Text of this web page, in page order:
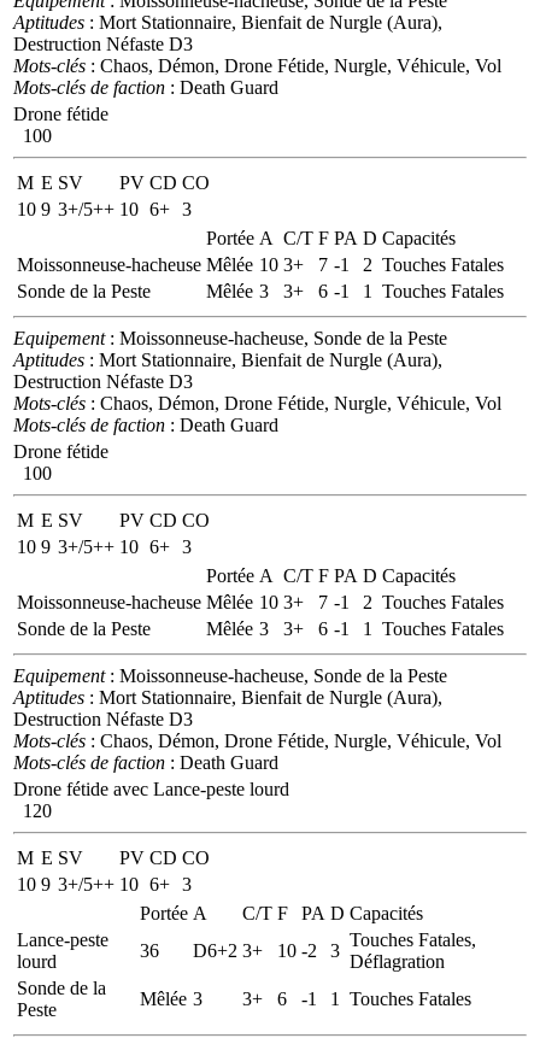
Aptitudes : Mort Stationnaire, Bienfait de Nurgle (Aura),
Destruction Néfaste D3
Mots-clés : Chaos, Démon, Drone Fétide, Nurgle, Véhicule, Vol
Mots-clés de faction : Death Guard
Drone fétide
100
M E SV PV CD CO
10 9 3+/5++ 10 6+ 3
Portée A C/T F PA D Capacités
Moissonneuse-hacheuse Mêlée 10 3+ 7 -1 2 Touches Fatales
Sonde de la Peste
Mêlée 3 3+ 6 -1 1 Touches Fatales
Equipement: Moissonneuse-hacheuse, Sonde de la Peste
Aptitudes : Mort Stationnaire, Bienfait de Nurgle (Aura),
Destruction Néfaste D3
Mots-clés : Chaos, Démon, Drone Fétide, Nurgle, Véhicule, Vol
Mots-clés de faction : Death Guard
Drone fétide
100
M E SV PV CD CO
10 9 3+/5++ 10 6+ 3
Portée A C/T F PA D Capacités
Moissonneuse-hacheuse Mêlée 10 3+ 7 -1 2 Touches Fatales
Sonde de la Peste
Mêlée 3 3+ 6 -1 1 Touches Fatales
Equipement: Moissonneuse-hacheuse, Sonde de la Peste
Aptitudes : Mort Stationnaire, Bienfait de Nurgle (Aura),
Destruction Néfaste D3
Mots-clés : Chaos, Démon, Drone Fétide, Nurgle, Véhicule, Vol
Mots-clés de faction : Death Guard
Drone fétide avec Lance-peste lourd
120
M E SV PV CD CO
10 9 3+/5++ 10 6+ 3
Portée A C/T F PA D Capacités
Lance-peste
lourd
36 D6+2 3+ 10 -2 3
Touches Fatales,
Déflagration
Sonde de la
Peste
Mêlée 3 3+ 6 -1 1 Touches Fatales